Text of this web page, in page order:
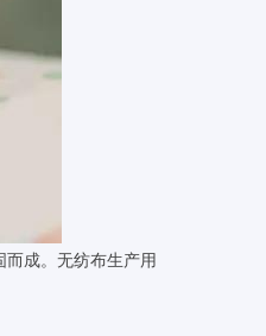
成。无纺布生产用